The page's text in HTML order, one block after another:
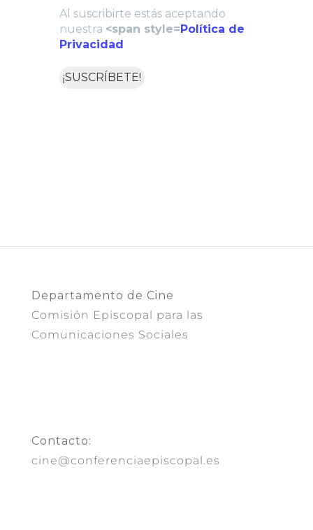
Al suscribirte estás aceptando
nuestra <span style=Política de
Privacidad
Departamento de Cine
Comisión Episcopal para las
Comunicaciones Sociales
Contacto:
cine@conferenciaepiscopal.es